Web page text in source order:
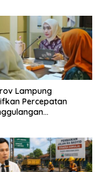
Lampung
Percepatan